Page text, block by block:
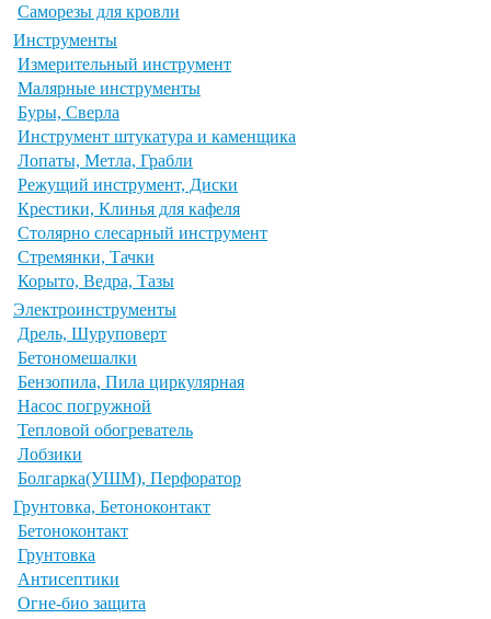
Саморезы для кровли
Инструменты
Измерительный инструмент
Малярные инструменты
Буры, Сверла
Инструмент штукатура и каменщика
Лопаты, Метла, Грабли
Режущий инструмент, Диски
Крестики, Клинья для кафеля
Столярно слесарный инструмент
Стремянки, Тачки
Корыто, Ведра, Тазы
Электроинструменты
Дрель, Шуруповерт
Бетономешалки
Бензопила, Пила циркулярная
Насос погружной
Тепловой обогреватель
Лобзики
Болгарка(УШМ), Перфоратор
Грунтовка, Бетоноконтакт
Бетоноконтакт
Грунтовка
Антисептики
Огне-био защита